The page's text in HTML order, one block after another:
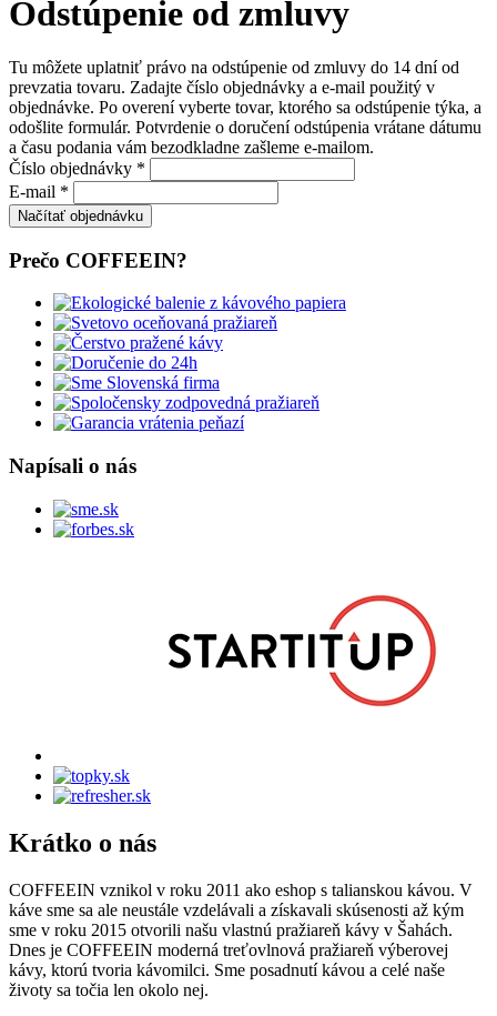
Odstúpenie od zmluvy
Tu môžete uplatniť právo na odstúpenie od zmluvy do 14 dní od
prevzatia tovaru. Zadajte číslo objednávky a e-mail použitý v
objednávke. Po overení vyberte tovar, ktorého sa odstúpenie týka, a
odošlite formulár. Potvrdenie o doručení odstúpenia vrátane dátumu
a času podania vám bezodkladne zašleme e-mailom.
Číslo objednávky *
E-mail *
Prečo COFFEEIN?
Napísali o nás
Krátko o nás
COFFEEIN vznikol v roku 2011 ako eshop s talianskou kávou. V
káve sme sa ale neustále vzdelávali a získavali skúsenosti až kým
sme v roku 2015 otvorili našu vlastnú pražiareň kávy v Šahách.
Dnes je COFFEEIN moderná treťovlnová pražiareň výberovej
kávy, ktorú tvoria kávomilci. Sme posadnutí kávou a celé naše
životy sa točia len okolo nej.